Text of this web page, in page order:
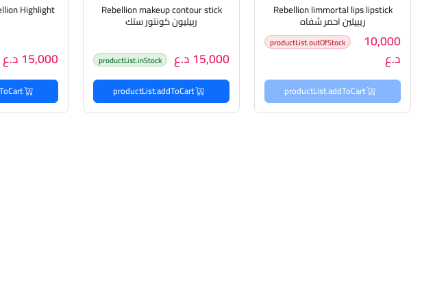
Rebellion limmortal lips lipstick
ريبيلين احمر شفاه
10,000
د.ع
productList.outOfStock
productList.addToCart
Rebellion makeup contour stick
ربيليون كونتور ستك
15,000 د.ع productList.inStock
productList.addToCart
15,000 د.ع
productList.addToCart